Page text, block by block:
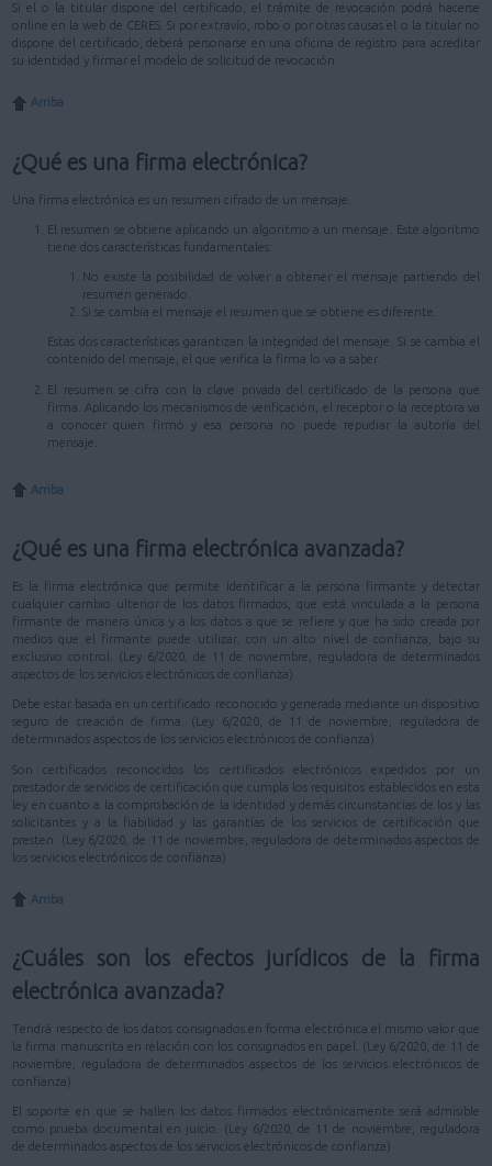
Si el o la titular dispone del certificado, el trámite de revocación podrá hacerse
online en la web de CERES. Si por extravío, robo o por otras causas el o la titular no
dispone del certificado, deberá personarse en una oficina de registro para acreditar
su identidad y firmar el modelo de solicitud de revocación.
Arriba
¿Qué es una firma electrónica?
Una firma electrónica es un resumen cifrado de un mensaje.
El resumen se obtiene aplicando un algoritmo a un mensaje. Este algoritmo
tiene dos características fundamentales:
No existe la posibilidad de volver a obtener el mensaje partiendo del
resumen generado.
Si se cambia el mensaje el resumen que se obtiene es diferente.
Estas dos características garantizan la integridad del mensaje. Si se cambia el
contenido del mensaje, el que verifica la firma lo va a saber.
El resumen se cifra con la clave privada del certificado de la persona que
firma. Aplicando los mecanismos de verificación, el receptor o la receptora va
a conocer quien firmó y esa persona no puede repudiar la autoría del
mensaje.
Arriba
¿Qué es una firma electrónica avanzada?
Es la firma electrónica que permite identificar a la persona firmante y detectar
cualquier cambio ulterior de los datos firmados, que está vinculada a la persona
firmante de manera única y a los datos a que se refiere y que ha sido creada por
medios que el firmante puede utilizar, con un alto nivel de confianza, bajo su
exclusivo control. (Ley 6/2020, de 11 de noviembre, reguladora de determinados
aspectos de los servicios electrónicos de confianza)
Debe estar basada en un certificado reconocido y generada mediante un dispositivo
seguro de creación de firma. (Ley 6/2020, de 11 de noviembre, reguladora de
determinados aspectos de los servicios electrónicos de confianza)
Son certificados reconocidos los certificados electrónicos expedidos por un
prestador de servicios de certificación que cumpla los requisitos establecidos en esta
ley en cuanto a la comprobación de la identidad y demás circunstancias de los y las
solicitantes y a la fiabilidad y las garantías de los servicios de certificación que
presten. (Ley 6/2020, de 11 de noviembre, reguladora de determinados aspectos de
los servicios electrónicos de confianza)
Arriba
¿Cuáles son los efectos jurídicos de la firma
electrónica avanzada?
Tendrá respecto de los datos consignados en forma electrónica el mismo valor que
la firma manuscrita en relación con los consignados en papel. (Ley 6/2020, de 11 de
noviembre, reguladora de determinados aspectos de los servicios electrónicos de
confianza)
El soporte en que se hallen los datos firmados electrónicamente será admisible
como prueba documental en juicio. (Ley 6/2020, de 11 de noviembre, reguladora
de determinados aspectos de los servicios electrónicos de confianza)